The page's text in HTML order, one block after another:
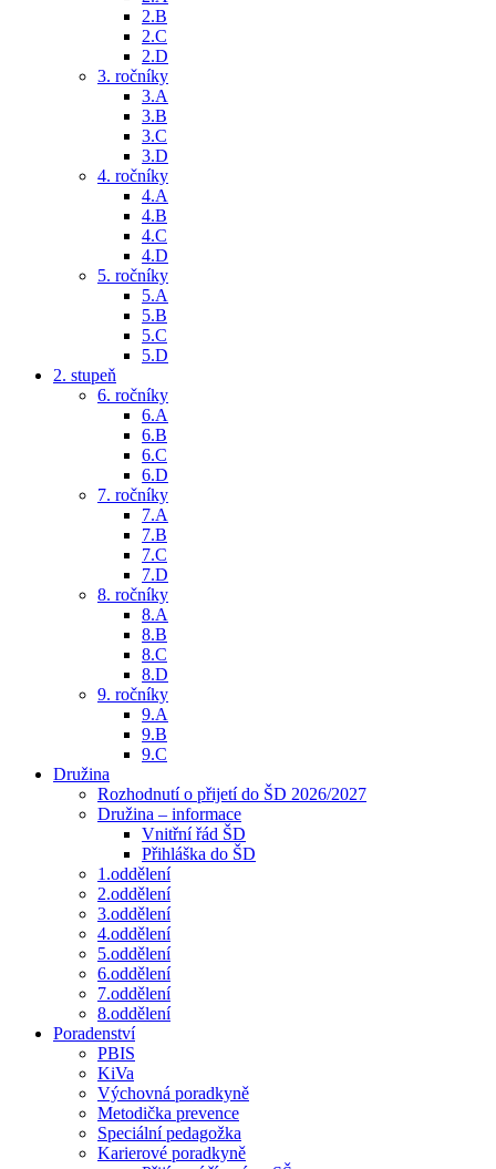
2.B
2.C
2.D
3. ročníky
3.A
3.B
3.C
3.D
4. ročníky
4.A
4.B
4.C
4.D
5. ročníky
5.A
5.B
5.C
5.D
2. stupeň
6. ročníky
6.A
6.B
6.C
6.D
7. ročníky
7.A
7.B
7.C
7.D
8. ročníky
8.A
8.B
8.C
8.D
9. ročníky
9.A
9.B
9.C
Družina
Rozhodnutí o přijetí do ŠD 2026/2027
Družina – informace
Vnitřní řád ŠD
Přihláška do ŠD
1.oddělení
2.oddělení
3.oddělení
4.oddělení
5.oddělení
6.oddělení
7.oddělení
8.oddělení
Poradenství
PBIS
KiVa
Výchovná poradkyně
Metodička prevence
Speciální pedagožka
Karierové poradkyně